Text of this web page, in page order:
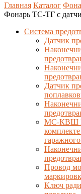
Главная Каталог
Фонарь ТС-ТГ с
Система
Датчик
Датчик
МС-КВШ
Провод
Ключ